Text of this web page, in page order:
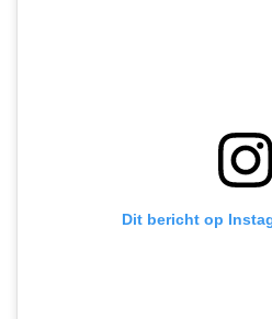
Dit bericht op